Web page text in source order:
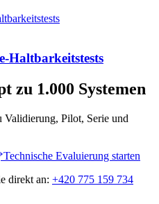
Haltbarkeitstests
zu 1.000 Systemen
Validierung, Pilot, Serie und
Technische Evaluierung starten
direkt an: +420 775 159 734